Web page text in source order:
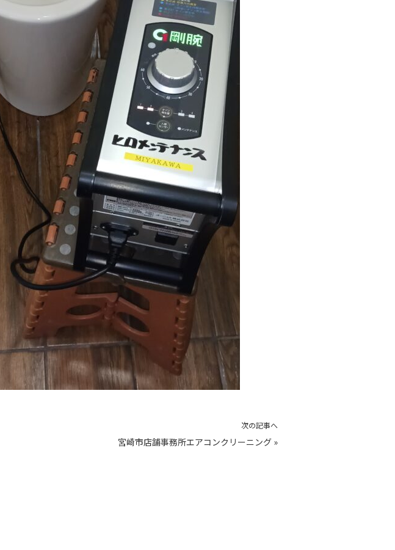
次の記事へ
宮崎市店舗事務所エアコンクリーニング »